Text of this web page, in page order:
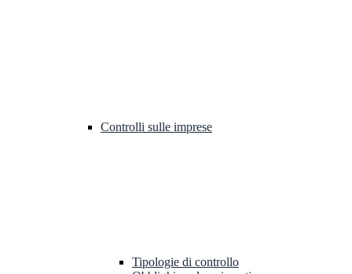
Controlli sulle imprese
Tipologie di controllo